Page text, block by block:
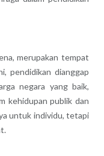
merupakan tempat
pendidikan dianggap
negara yang baik,
kehidupan publik dan
untuk individu, tetapi